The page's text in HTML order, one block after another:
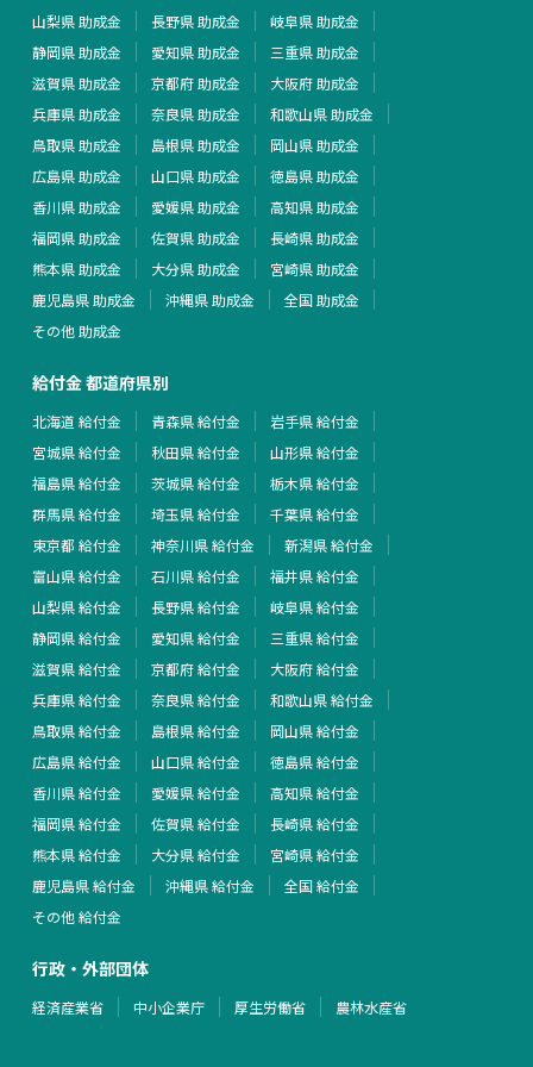
山梨県 助成金 長野県 助成金
岐阜県 助成金
静岡県 助成金
愛知県 助成金
三重県 助成金
滋賀県 助成金
京都府 助成金
大阪府 助成金
兵庫県 助成金
奈良県 助成金
和歌山県 助成金
鳥取県 助成金
島根県 助成金
岡山県 助成金
広島県 助成金
山口県 助成金
徳島県 助成金
香川県 助成金
愛媛県 助成金
高知県 助成金
福岡県 助成金
佐賀県 助成金
長崎県 助成金
熊本県 助成金
大分県 助成金
宮崎県 助成金
鹿児島県 助成金
沖縄県 助成金
全国 助成金
その他 助成金
給付金 都道府県別
北海道 給付金 青森県 給付金
岩手県 給付金
宮城県 給付金
秋田県 給付金
山形県 給付金
福島県 給付金
茨城県 給付金
栃木県 給付金
群馬県 給付金
埼玉県 給付金
千葉県 給付金
東京都 給付金
神奈川県 給付金
新潟県 給付金
富山県 給付金
石川県 給付金
福井県 給付金
山梨県 給付金
長野県 給付金
岐阜県 給付金
静岡県 給付金
愛知県 給付金
三重県 給付金
滋賀県 給付金
京都府 給付金
大阪府 給付金
兵庫県 給付金
奈良県 給付金
和歌山県 給付金
鳥取県 給付金
島根県 給付金
岡山県 給付金
広島県 給付金
山口県 給付金
徳島県 給付金
香川県 給付金
愛媛県 給付金
高知県 給付金
福岡県 給付金
佐賀県 給付金
長崎県 給付金
熊本県 給付金
大分県 給付金
宮崎県 給付金
鹿児島県 給付金
沖縄県 給付金
全国 給付金
その他 給付金
行政・外部団体
経済産業省 中小企業庁 厚生労働省 農林水産省